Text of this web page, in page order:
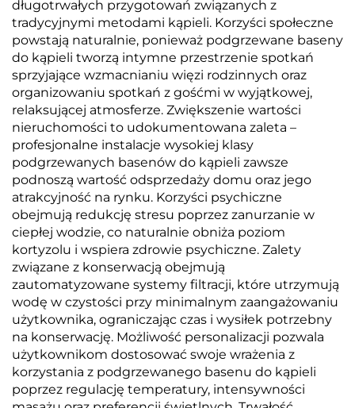
długotrwałych przygotowań związanych z
tradycyjnymi metodami kąpieli. Korzyści społeczne
powstają naturalnie, ponieważ podgrzewane baseny
do kąpieli tworzą intymne przestrzenie spotkań
sprzyjające wzmacnianiu więzi rodzinnych oraz
organizowaniu spotkań z gośćmi w wyjątkowej,
relaksującej atmosferze. Zwiększenie wartości
nieruchomości to udokumentowana zaleta –
profesjonalne instalacje wysokiej klasy
podgrzewanych basenów do kąpieli zawsze
podnoszą wartość odsprzedaży domu oraz jego
atrakcyjność na rynku. Korzyści psychiczne
obejmują redukcję stresu poprzez zanurzanie w
ciepłej wodzie, co naturalnie obniża poziom
kortyzolu i wspiera zdrowie psychiczne. Zalety
związane z konserwacją obejmują
zautomatyzowane systemy filtracji, które utrzymują
wodę w czystości przy minimalnym zaangażowaniu
użytkownika, ograniczając czas i wysiłek potrzebny
na konserwację. Możliwość personalizacji pozwala
użytkownikom dostosować swoje wrażenia z
korzystania z podgrzewanego basenu do kąpieli
poprzez regulację temperatury, intensywności